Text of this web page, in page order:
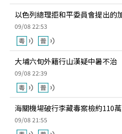
以色列總理拒和平委員會提出的
09/08 22:53
大埔六旬外籍行山漢疑中暑不治
09/08 22:39
海關機場破行李藏毒案檢約110
09/08 21:55